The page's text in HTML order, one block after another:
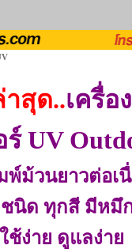
สุด..เครื่อ
ร์ UV
พ์ม้วนยาวต่อเ
นิด ทุกสี มีหมึ
ใช้ง่าย ดูแลง่าย